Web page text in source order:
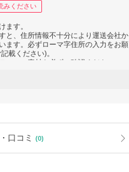
みください
ます。
と、住所情報不十分により運送会社か
ます。必ずローマ字住所の入力をお願
載ください)。
ール、素材を必ずご確認ください。
イズ変更・返品・交換は承っており
ッピングには対応しておりません。
ある場合がございます。
の過程で返送されることとなった場
口コミ (0)